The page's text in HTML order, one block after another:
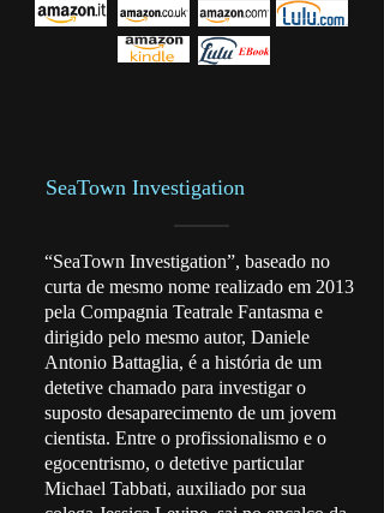
SeaTown Investigation
“SeaTown Investigation”, baseado no
curta de mesmo nome realizado em 2013
pela Compagnia Teatrale Fantasma e
dirigido pelo mesmo autor, Daniele
Antonio Battaglia, é a história de um
detetive chamado para investigar o
suposto desaparecimento de um jovem
cientista. Entre o profissionalismo e o
egocentrismo, o detetive particular
Michael Tabbati, auxiliado por sua